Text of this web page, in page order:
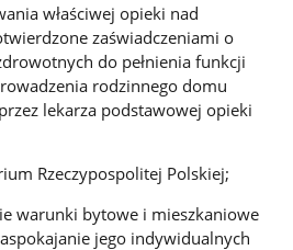
właściwej opieki nad
zaświadczeniami o
do pełnienia funkcji
rodzinnego domu
lekarza podstawowej opieki
Rzeczypospolitej Polskiej;
warunki bytowe i mieszkaniowe
jego indywidualnych